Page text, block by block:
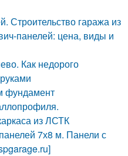
Строительство гаража из
панелей: цена, виды и
Как недорого
фундамент
из ЛСТК
7х8 м. Панели с